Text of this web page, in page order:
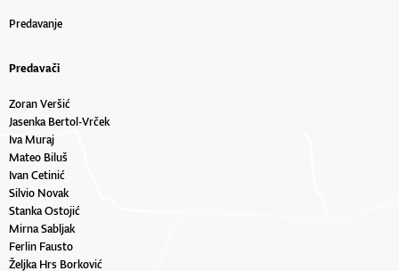
Predavanje
Predavači
Zoran Veršić
Jasenka Bertol-Vrček
Iva Muraj
Mateo Biluš
Ivan Cetinić
Silvio Novak
Stanka Ostojić
Mirna Sabljak
Ferlin Fausto
Željka Hrs Borković